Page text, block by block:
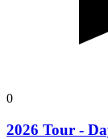
0
2026 Tour -